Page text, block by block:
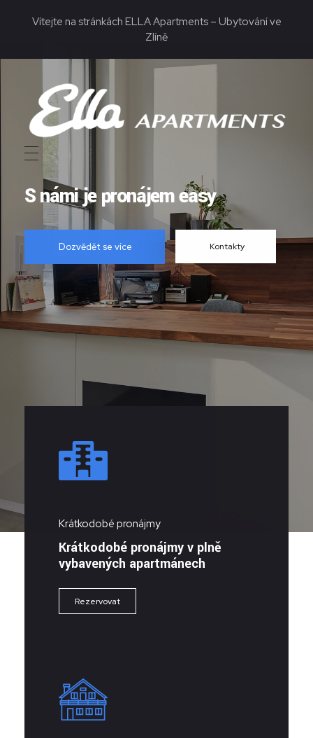
Vítejte na stránkách ELLA Apartments – Ubytování ve
Zlíně
ELLA Apartments - Ubytování ve Zlíně
Bydlení ve stylu
S námi je pronájem easy
Dozvědět se více Kontakty
Krátkodobé pronájmy
Krátkodobé pronájmy v plně
vybavených apartmánech
Rezervovat